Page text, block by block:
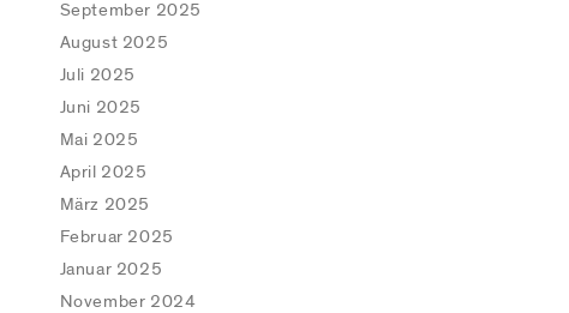
September 2025
August 2025
Juli 2025
Juni 2025
Mai 2025
April 2025
März 2025
Februar 2025
Januar 2025
November 2024